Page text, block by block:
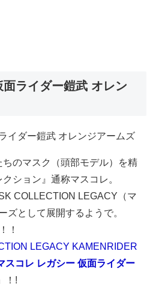
ライダー鎧武 オレン
のマスク（頭部モデル）を精
ション』通称マスコレ。
COLLECTION LEGACY（マ
ズとして展開するようで。
！
LEGACY KAMENRIDER
スコレ レガシー 仮面ライダー
」！!